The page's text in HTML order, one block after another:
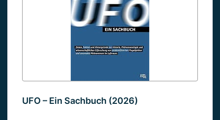
UFO – Ein Sachbuch (2026)